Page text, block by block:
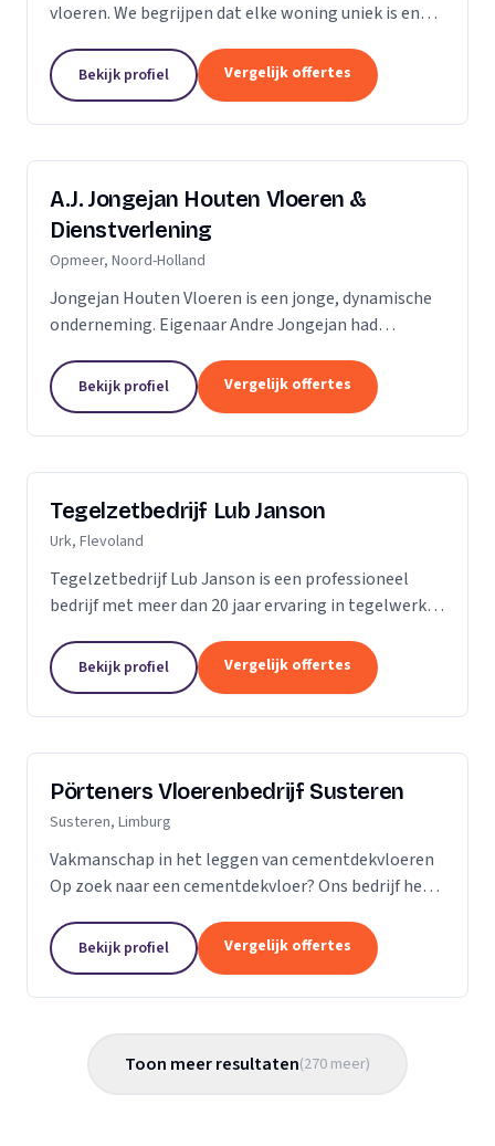
vloeren. We begrijpen dat elke woning uniek is en
past bij uw stijl en behoeften. Of u nu op zoek...
Bekijk profiel Vergelijk offertes
A.J. Jongejan Houten Vloeren &
Dienstverlening
Opmeer, Noord-Holland
Jongejan Houten Vloeren is een jonge, dynamische
onderneming. Eigenaar Andre Jongejan had
timmerbranche, toen hij in 2004 met zijn eigen
bedrijf van start ging....
Bekijk profiel Vergelijk offertes
Tegelzetbedrijf Lub Janson
Urk, Flevoland
Tegelzetbedrijf Lub Janson is een professioneel
bedrijf met meer dan 20 jaar ervaring in tegelwerk.
Bekijk profiel Vergelijk offertes
Pörteners Vloerenbedrijf Susteren
Susteren, Limburg
Vakmanschap in het leggen van cementdekvloeren
Op zoek naar een cementdekvloer? Ons bedrijf heeft
ervaring wat betreft woningbouw en utiliteitsbouw.
Bekijk profiel Vergelijk offertes
Toon meer resultaten(270 meer)